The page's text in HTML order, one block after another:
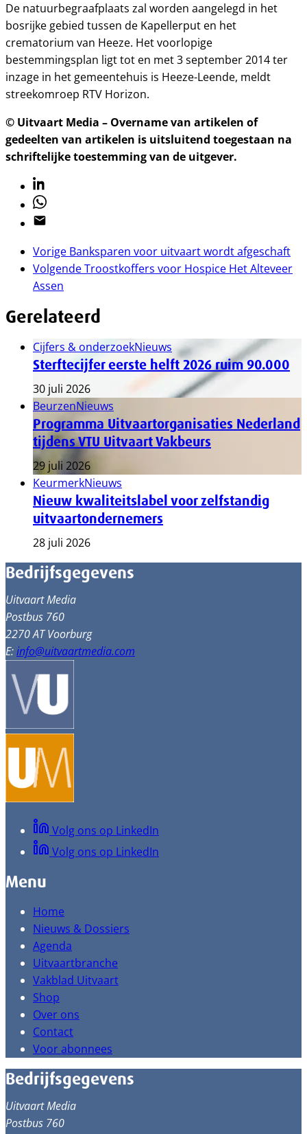
De natuurbegraafplaats zal worden aangelegd in het
bosrijke gebied tussen de Kapellerput en het
crematorium van Heeze. Het voorlopige
bestemmingsplan ligt tot en met 3 september 2014 ter
inzage in het gemeentehuis is Heeze-Leende, meldt
streekomroep RTV Horizon.
© Uitvaart Media – Overname van artikelen of
gedeelten van artikelen is uitsluitend toegestaan na
schriftelijke toestemming van de uitgever.
Linkedin
Whatsapp
Email
Vorige Banksparen voor uitvaart wordt afgeschaft
VolgendeTroostkoffers voor Hospice Het Alteveer
Assen
Gerelateerd
Cijfers & onderzoekNieuws
Sterftecijfer eerste helft 2026 ruim 90.000
30 juli 2026
BeurzenNieuws
Programma Uitvaartorganisaties Nederland
tijdens VTU Uitvaart Vakbeurs
29 juli 2026
KeurmerkNieuws
Nieuw kwaliteitslabel voor zelfstandig
uitvaartondernemers
28 juli 2026
Bedrijfsgegevens
Uitvaart Media
Postbus 760
2270 AT Voorburg
E:info@uitvaartmedia.com
Volg ons op LinkedIn
Volg ons op LinkedIn
Menu
Home
Nieuws & Dossiers
Agenda
Uitvaartbranche
Vakblad Uitvaart
Shop
Over ons
Contact
Voor abonnees
Bedrijfsgegevens
Uitvaart Media
Postbus 760